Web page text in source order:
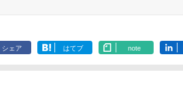
シェア はてブ note